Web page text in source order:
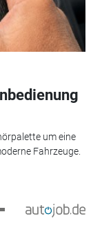
um eine
Fahrzeuge.